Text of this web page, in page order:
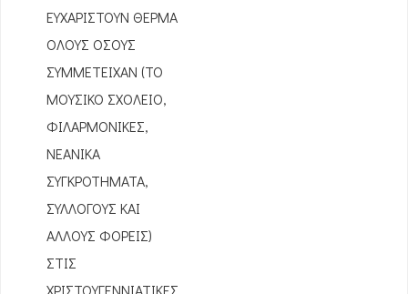
ΕΥΧΑΡΙΣΤΟΥΝ ΘΕΡΜΑ
ΟΛΟΥΣ ΟΣΟΥΣ
ΣΥΜΜΕΤΕΙΧΑΝ (ΤΟ
ΜΟΥΣΙΚΟ ΣΧΟΛΕΙΟ,
ΦΙΛΑΡΜΟΝΙΚΕΣ,
ΝΕΑΝΙΚΑ
ΣΥΓΚΡΟΤΗΜΑΤΑ,
ΣΥΛΛΟΓΟΥΣ ΚΑΙ
ΑΛΛΟΥΣ ΦΟΡΕΙΣ)
ΣΤΙΣ
ΧΡΙΣΤΟΥΓΕΝΝΙΑΤΙΚΕΣ